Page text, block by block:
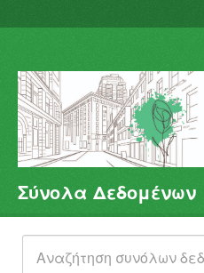
Σύνολα Δεδομένων
Φορείς
Ομάδες
Σύνολα Δεδομένων